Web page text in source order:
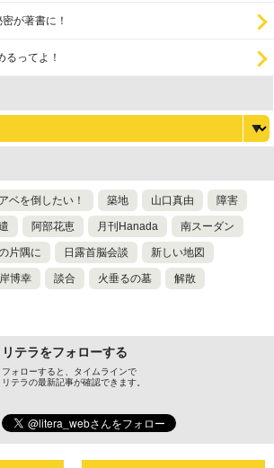
が著書に！
るってよ！
アベを倒したい！ 築地 山口真由 障害
阿部花恵 月刊Hanada 南スーダン
片隅に 日露首脳会談 新しい地図
岸博幸 談合 火垂るの墓 解散
リテラをフォローする
フォローすると、タイムラインで
リテラの最新記事が確認できます。